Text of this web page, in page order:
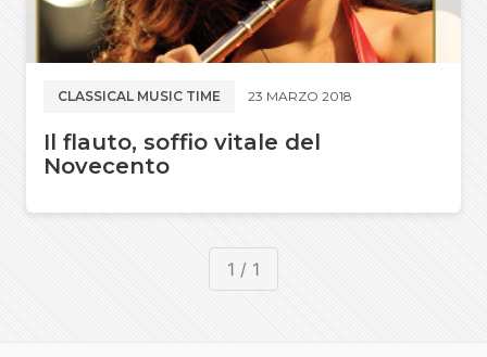
CLASSICAL MUSIC TIME 23 MARZO 2018
Il flauto, soffio vitale del
Novecento
1 / 1